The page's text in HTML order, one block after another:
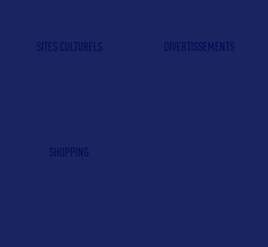
SITES CULTURELS DIVERTISSEMENTS
SHOPPING